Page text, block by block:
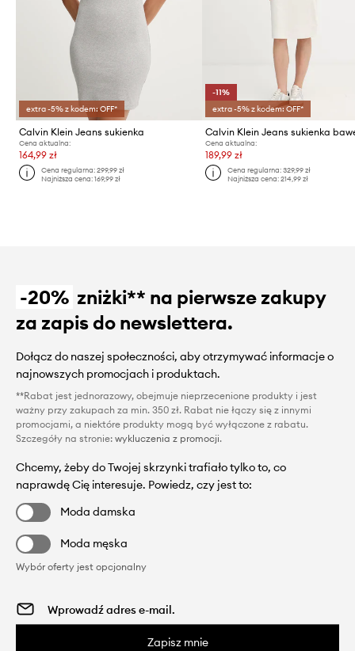
extra -5% z kodem: OFF*
Calvin Klein Jeans sukienka
Cena aktualna:
164,99 zł
Cena regularna:299,99 zł
Najniższa cena:169,99 zł
-11%
extra -5% z kodem: OFF*
Cena aktualna:
189,99 zł
Cena regularna: 329,99 zł
Najniższa cena: 214,99 zł
-20% zniżki** na pierwsze zakupy
za zapis do newslettera.
Dołącz do naszej społeczności, aby otrzymywać informacje o
najnowszych promocjach i produktach.
**Rabat jest jednorazowy, obejmuje nieprzecenione produkty i jest
ważny przy zakupach za min. 350 zł. Rabat nie łączy się z innymi
promocjami, a niektóre produkty mogą być wyłączone z rabatu.
Szczegóły na stronie: wykluczenia z promocji.
Chcemy, żeby do Twojej skrzynki trafiało tylko to, co
naprawdę Cię interesuje. Powiedz, czy jest to:
Moda damska
Moda męska
Wybór oferty jest opcjonalny
Zapisz mnie